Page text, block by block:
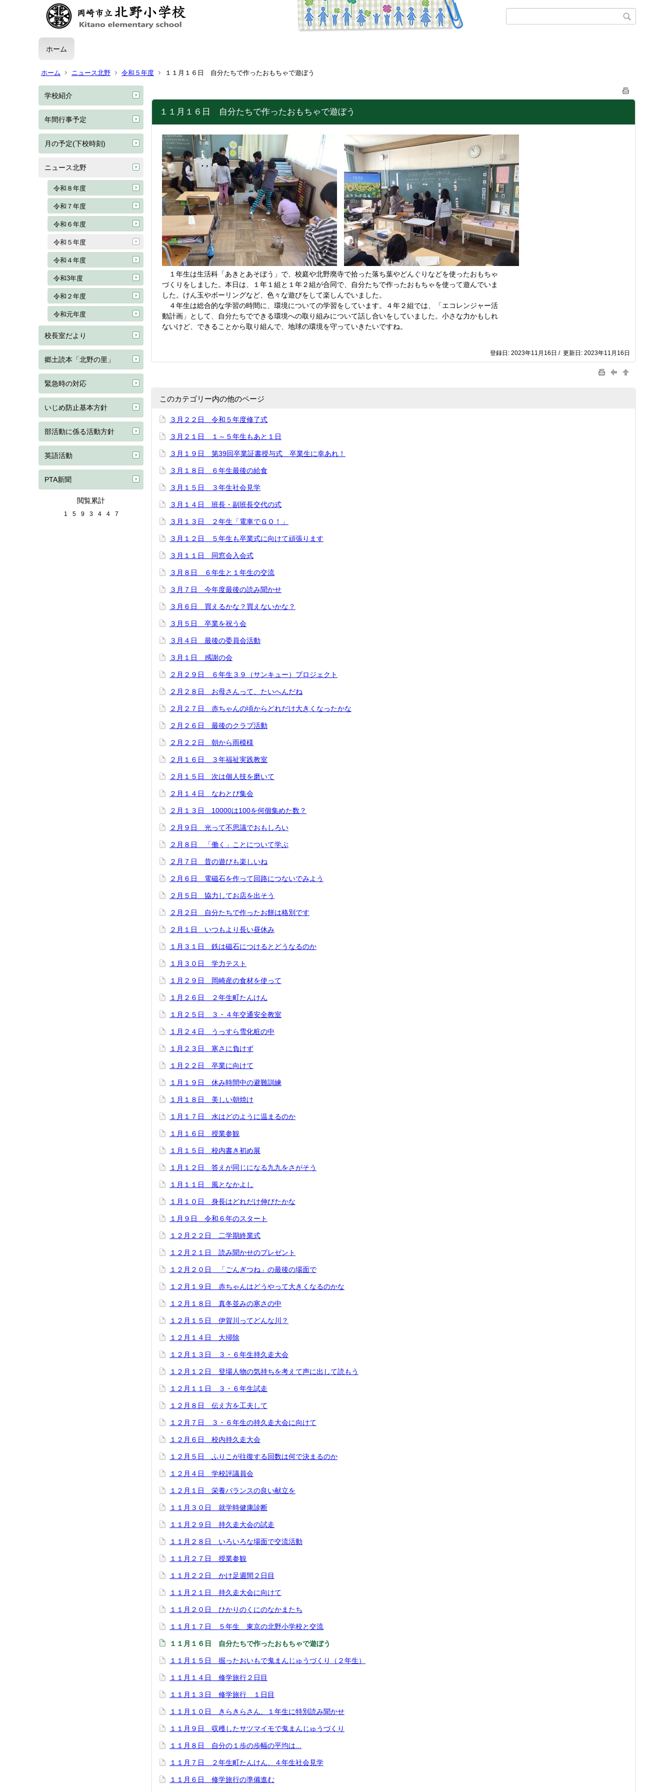
ホーム
ホーム ニュース北野 令和５年度 １１月１６日 自分たちで作ったおもちゃで遊ぼう
学校紹介
年間行事予定
月の予定(下校時刻)
ニュース北野
令和８年度
令和７年度
令和６年度
令和５年度
令和４年度
令和3年度
令和２年度
令和元年度
校長室だより
郷土読本「北野の里」
緊急時の対応
いじめ防止基本方針
部活動に係る活動方針
英語活動
PTA新聞
閲覧累計
1 5 9 3 4 4 7
１１月１６日 自分たちで作ったおもちゃで遊ぼう
１年生は生活科「あきとあそぼう」で、校庭や北野廃寺で拾った落ち葉やどんぐりなどを使ったおもちゃ
づくりをしました。本日は、１年１組と１年２組が合同で、自分たちで作ったおもちゃを使って遊んでいま
した。けん玉やボーリングなど、色々な遊びをして楽しんでいました。
４年生は総合的な学習の時間に、環境についての学習をしています。４年２組では、「エコレンジャー活
動計画」として、自分たちでできる環境への取り組みについて話し合いをしていました。小さな力かもしれ
ないけど、できることから取り組んで、地球の環境を守っていきたいですね。
登録日: 2023年11月16日 / 更新日: 2023年11月16日
このカテゴリー内の他のページ
３月２２日 令和５年度修了式
３月２１日 １～５年生もあと１日
３月１９日 第39回卒業証書授与式 卒業生に幸あれ！
３月１８日 ６年生最後の給食
３月１５日 ３年生社会見学
３月１４日 班長・副班長交代の式
３月１３日 ２年生「電車でＧＯ！」
３月１２日 ５年生も卒業式に向けて頑張ります
３月１１日 同窓会入会式
３月８日 ６年生と１年生の交流
３月７日 今年度最後の読み聞かせ
３月６日 買えるかな？買えないかな？
３月５日 卒業を祝う会
３月４日 最後の委員会活動
３月１日 感謝の会
２月２９日 ６年生３９（サンキュー）プロジェクト
２月２８日 お母さんって、たいへんだね
２月２７日 赤ちゃんの頃からどれだけ大きくなったかな
２月２６日 最後のクラブ活動
２月２２日 朝から雨模様
２月１６日 ３年福祉実践教室
２月１５日 次は個人技を磨いて
２月１４日 なわとび集会
２月１３日 10000は100を何個集めた数？
２月９日 光って不思議でおもしろい
２月８日 「働く」ことについて学ぶ
２月７日 昔の遊びも楽しいね
２月６日 電磁石を作って回路につないでみよう
２月５日 協力してお店を出そう
２月２日 自分たちで作ったお餅は格別です
２月１日 いつもより長い昼休み
１月３１日 鉄は磁石につけるとどうなるのか
１月３０日 学力テスト
１月２９日 岡崎産の食材を使って
１月２６日 ２年生町たんけん
１月２５日 ３・４年交通安全教室
１月２４日 うっすら雪化粧の中
１月２３日 寒さに負けず
１月２２日 卒業に向けて
１月１９日 休み時間中の避難訓練
１月１８日 美しい朝焼け
１月１７日 水はどのように温まるのか
１月１６日 授業参観
１月１５日 校内書き初め展
１月１２日 答えが同じになる九九をさがそう
１月１１日 風となかよし
１月１０日 身長はどれだけ伸びたかな
１月９日 令和６年のスタート
１２月２２日 二学期終業式
１２月２１日 読み聞かせのプレゼント
１２月２０日 「ごんぎつね」の最後の場面で
１２月１９日 赤ちゃんはどうやって大きくなるのかな
１２月１８日 真冬並みの寒さの中
１２月１５日 伊賀川ってどんな川？
１２月１４日 大掃除
１２月１３日 ３・６年生持久走大会
１２月１２日 登場人物の気持ちを考えて声に出して読もう
１２月１１日 ３・６年生試走
１２月８日 伝え方を工夫して
１２月７日 ３・６年生の持久走大会に向けて
１２月６日 校内持久走大会
１２月５日 ふりこが往復する回数は何で決まるのか
１２月４日 学校評議員会
１２月１日 栄養バランスの良い献立を
１１月３０日 就学時健康診断
１１月２９日 持久走大会の試走
１１月２８日 いろいろな場面で交流活動
１１月２７日 授業参観
１１月２２日 かけ足週間２日目
１１月２１日 持久走大会に向けて
１１月２０日 ひかりのくにのなかまたち
１１月１７日 ５年生 東京の北野小学校と交流
１１月１６日 自分たちで作ったおもちゃで遊ぼう
１１月１５日 掘ったおいもで鬼まんじゅうづくり（２年生）
１１月１４日 修学旅行２日目
１１月１３日 修学旅行 １日目
１１月１０日 きらきらさん、１年生に特別読み聞かせ
１１月９日 収穫したサツマイモで鬼まんじゅうづくり
１１月８日 自分の１歩の歩幅の平均は...
１１月７日 ２年生町たんけん、４年生社会見学
１１月６日 修学旅行の準備進む